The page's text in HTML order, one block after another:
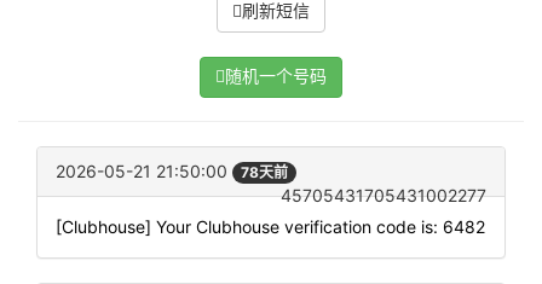
刷新短信
随机一个号码
2026-05-21 21:50:00 78天前
45705431705431002277
[Clubhouse] Your Clubhouse verification code is: 6482